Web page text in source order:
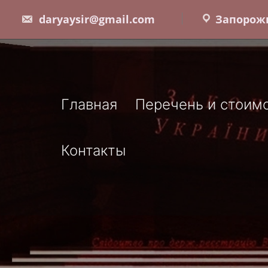
content
daryaysir@gmail.com
Главная Перечень и
Контакты